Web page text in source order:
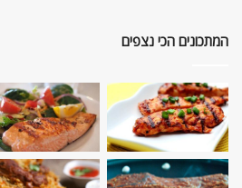
המתכונים הכי נצפים